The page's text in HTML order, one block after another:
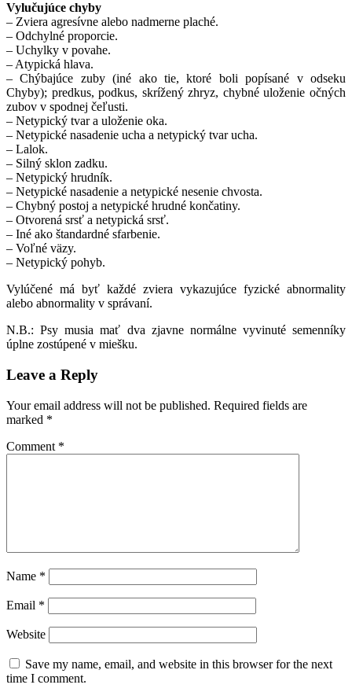
Vylučujúce chyby
– Zviera agresívne alebo nadmerne plaché.
– Odchylné proporcie.
– Uchylky v povahe.
– Atypická hlava.
– Chýbajúce zuby (iné ako tie, ktoré boli popísané v odseku
Chyby); predkus, podkus, skrížený zhryz, chybné uloženie očných
zubov v spodnej čeľusti.
– Netypický tvar a uloženie oka.
– Netypické nasadenie ucha a netypický tvar ucha.
– Lalok.
– Silný sklon zadku.
– Netypický hrudník.
– Netypické nasadenie a netypické nesenie chvosta.
– Chybný postoj a netypické hrudné končatiny.
– Otvorená srsť a netypická srsť.
– Iné ako štandardné sfarbenie.
– Voľné väzy.
– Netypický pohyb.
Vylúčené má byť každé zviera vykazujúce fyzické abnormality
alebo abnormality v správaní.
N.B.: Psy musia mať dva zjavne normálne vyvinuté semenníky
úplne zostúpené v miešku.
Leave a Reply
Your email address will not be published. Required fields are
marked *
Comment *
Name *
Email *
Website
Save my name, email, and website in this browser for the next
time I comment.